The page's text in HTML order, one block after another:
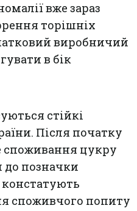
вже зараз
торішніх
виробничий
в бік
стійкі
Після початку
споживання цукру
до позначки
констатують
споживчого попиту